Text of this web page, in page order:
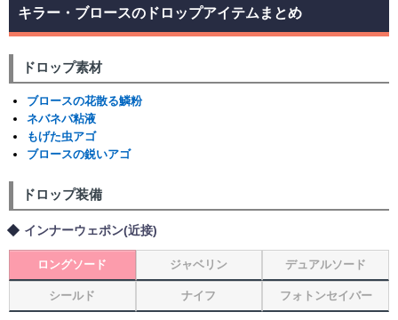
キラー・ブロースのドロップアイテムまとめ
ドロップ素材
ブロースの花散る鱗粉
ネバネバ粘液
もげた虫アゴ
ブロースの鋭いアゴ
ドロップ装備
インナーウェポン(近接)
ロングソード ジャベリン デュアルソード
シールド ナイフ フォトンセイバー